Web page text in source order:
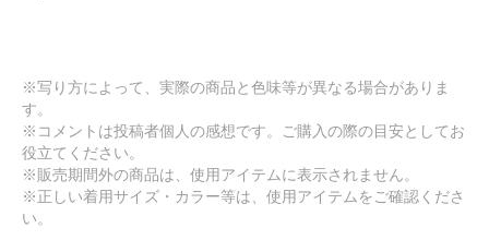
※写り方によって、実際の商品と色味等が異なる場合がありま
す。
※コメントは投稿者個人の感想です。ご購入の際の目安としてお
役立てください。
※販売期間外の商品は、使用アイテムに表示されません。
※正しい着用サイズ・カラー等は、使用アイテムをご確認くださ
い。